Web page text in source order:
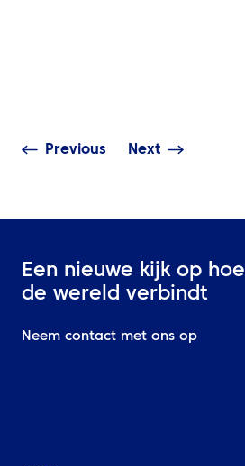
Previous Next
Een nieuwe kijk op hoe
de wereld verbindt
Neem contact met ons op